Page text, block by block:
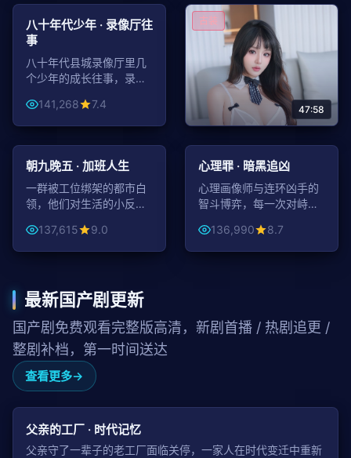
年代
八十年代少年 · 录像厅往
事
八十年代县城录像厅里几
个少年的成长往事，录像
整个青春。
141,268 7.4
古装
47:58
凤舞九天 · 倾国之恋
舞姬一舞倾国，帝王一念
倾城。深宫之内爱恨纠
缠，最终成就一段倾世绝
141,189 9.0
都市
50:13
朝九晚五 · 加班人生
一群被工位绑架的都市白
领，他们对生活的小反抗
137,615 9.0
悬疑
46:36
心理罪 · 暗黑追凶
心理画像师与连环凶手的
智斗博弈，每一次对峙都
136,990 8.7
最新国产剧更新
国产剧免费观看完整版高清，新剧首播 / 热剧追更 /
整剧补档，第一时间送达
查看更多
父亲的工厂 · 时代记忆
父亲守了一辈子的老工厂面临关停，一家人在时代变迁中重新